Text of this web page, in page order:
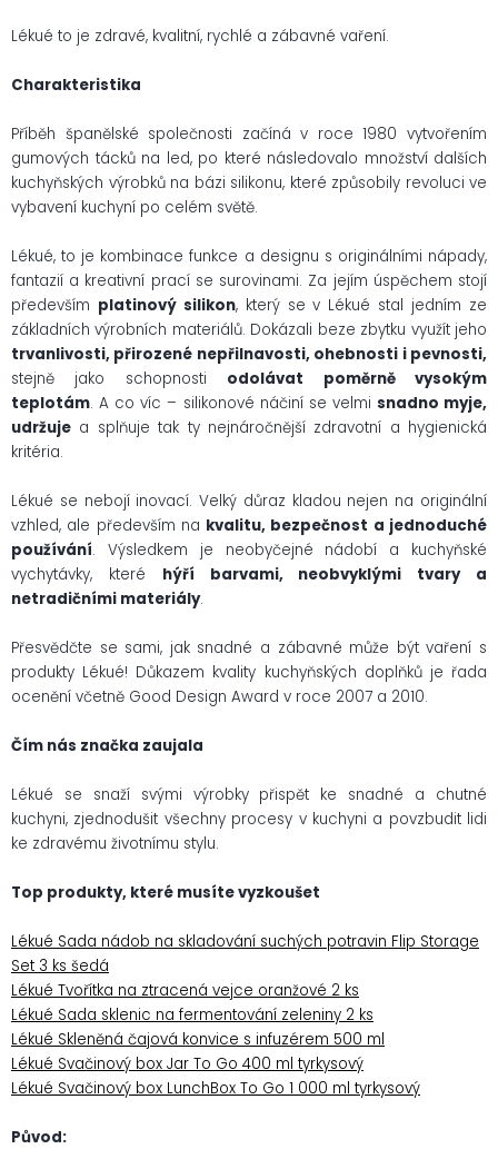
Lékué to je zdravé, kvalitní, rychlé a zábavné vaření.
Charakteristika
Příběh španělské společnosti začíná v roce 1980 vytvořením
gumových tácků na led, po které následovalo množství dalších
kuchyňských výrobků na bázi silikonu, které způsobily revoluci ve
vybavení kuchyní po celém světě.
Lékué, to je kombinace funkce a designu s originálními nápady,
fantazií a kreativní prací se surovinami. Za jejím úspěchem stojí
především platinový silikon, který se v Lékué stal jedním ze
základních výrobních materiálů. Dokázali beze zbytku využít jeho
trvanlivosti, přirozené nepřilnavosti, ohebnosti i pevnosti,
stejně jako schopnosti odolávat poměrně vysokým
teplotám. A co víc – silikonové náčiní se velmi snadno myje,
udržuje a splňuje tak ty nejnáročnější zdravotní a hygienická
kritéria.
Lékué se nebojí inovací. Velký důraz kladou nejen na originální
vzhled, ale především na kvalitu, bezpečnost a jednoduché
používání. Výsledkem je neobyčejné nádobí a kuchyňské
vychytávky, které hýří barvami, neobvyklými tvary a
netradičními materiály.
Přesvědčte se sami, jak snadné a zábavné může být vaření s
produkty Lékué! Důkazem kvality kuchyňských doplňků je řada
ocenění včetně Good Design Award v roce 2007 a 2010.
Čím nás značka zaujala
Lékué se snaží svými výrobky přispět ke snadné a chutné
kuchyni, zjednodušit všechny procesy v kuchyni a povzbudit lidi
ke zdravému životnímu stylu.
Top produkty, které musíte vyzkoušet
Lékué Sada nádob na skladování suchých potravin Flip Storage
Set 3 ks šedá
Lékué Tvořítka na ztracená vejce oranžové 2 ks
Lékué Sada sklenic na fermentování zeleniny 2 ks
Lékué Skleněná čajová konvice s infuzérem 500 ml
Lékué Svačinový box Jar To Go 400 ml tyrkysový
Lékué Svačinový box LunchBox To Go 1 000 ml tyrkysový
Původ: